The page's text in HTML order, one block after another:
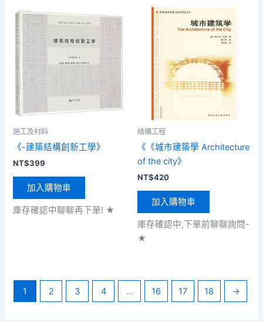
施工及材料
《-建築結構創新工學》
NT$399
加入購物車
庫存確認中聊聊再下單! ★
結構工程
《《城市建築學 Architecture
of the city》
NT$420
加入購物車
庫存確認中,下單前聊聊詢問-
★
1 2 3 4 ... 16 17 18 →